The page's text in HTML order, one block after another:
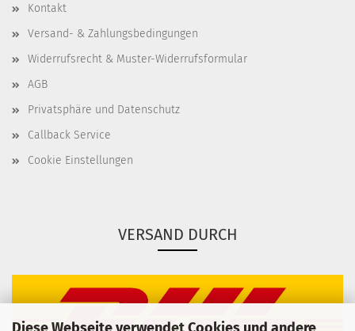
Diese Webseite verwendet Cookies und andere
Kontakt
Versand- & Zahlungsbedingungen
Widerrufsrecht & Muster-Widerrufsformular
AGB
Privatsphäre und Datenschutz
Callback Service
Cookie Einstellungen
VERSAND DURCH